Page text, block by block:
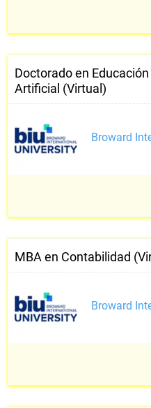
Doctorado en
Artificial (Virtual)
Broward
MBA en Contabilidad
Broward